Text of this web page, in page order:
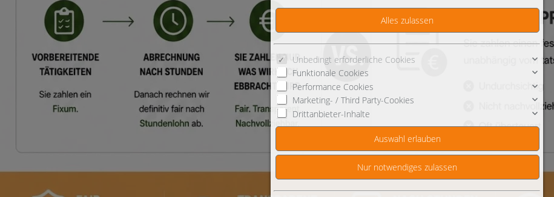
Unbedingt erforderliche Cookies
Funktionale Cookies
Performance Cookies
Marketing- / Third Party-Cookies
Drittanbieter-Inhalte